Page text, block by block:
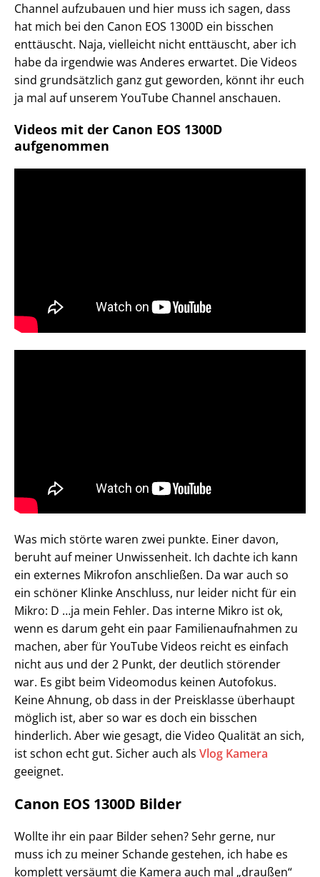
Channel aufzubauen und hier muss ich sagen, dass
hat mich bei den Canon EOS 1300D ein bisschen
enttäuscht. Naja, vielleicht nicht enttäuscht, aber ich
habe da irgendwie was Anderes erwartet. Die Videos
sind grundsätzlich ganz gut geworden, könnt ihr euch
ja mal auf unserem YouTube Channel anschauen.
Videos mit der Canon EOS 1300D
aufgenommen
Was mich störte waren zwei punkte. Einer davon,
beruht auf meiner Unwissenheit. Ich dachte ich kann
ein externes Mikrofon anschließen. Da war auch so
ein schöner Klinke Anschluss, nur leider nicht für ein
Mikro: D …ja mein Fehler. Das interne Mikro ist ok,
wenn es darum geht ein paar Familienaufnahmen zu
machen, aber für YouTube Videos reicht es einfach
nicht aus und der 2 Punkt, der deutlich störender
war. Es gibt beim Videomodus keinen Autofokus.
Keine Ahnung, ob dass in der Preisklasse überhaupt
möglich ist, aber so war es doch ein bisschen
hinderlich. Aber wie gesagt, die Video Qualität an sich,
ist schon echt gut. Sicher auch als Vlog Kamera
geeignet.
Canon EOS 1300D Bilder
Wollte ihr ein paar Bilder sehen? Sehr gerne, nur
muss ich zu meiner Schande gestehen, ich habe es
komplett versäumt die Kamera auch mal „draußen“